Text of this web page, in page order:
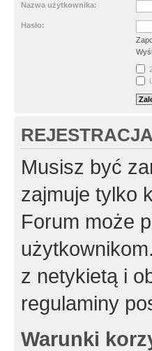
Nazwa użytkownika:
Hasło:
REJESTRACJA
Musisz być
zajmuje tylko
Forum może
z netykietą i
regulaminy
Warunki